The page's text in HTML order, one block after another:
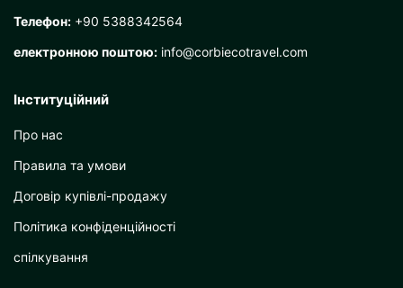
Телефон: +90 5388342564
електронною поштою: info@corbiecotravel.com
Інституційний
Про нас
Правила та умови
Договір купівлі-продажу
Політика конфіденційності
спілкування